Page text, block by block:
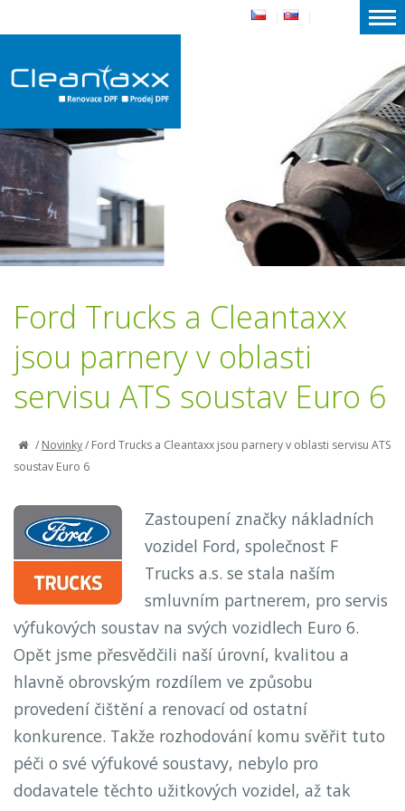
Ford Trucks a Cleantaxx
jsou parnery v oblasti
servisu ATS soustav Euro 6
/Novinky/Ford Trucks a Cleantaxx jsou parnery v oblasti servisu ATS
soustav Euro 6
Zastoupení značky nákladních
vozidel Ford, společnost F
Trucks a.s. se stala naším
smluvním partnerem, pro servis
výfukových soustav na svých vozidlech Euro 6.
Opět jsme přesvědčili naší úrovní, kvalitou a
hlavně obrovským rozdílem ve způsobu
provedení čištění a renovací od ostatní
konkurence. Takže rozhodování komu svěřit tuto
péči o své výfukové soustavy, nebylo pro
dodavatele těchto užitkových vozidel, až tak